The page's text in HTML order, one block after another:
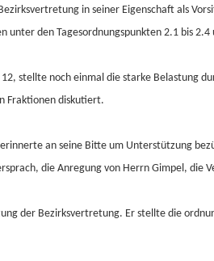
in seiner Eigenschaft als
unter den Tagesordnungspunkten 2.1 bis
stellte noch einmal die starke Belastung
Fraktionen diskutiert.
an seine Bitte um Unterstützung
die Anregung von Herrn Gimpel, die
der Bezirksvertretung. Er stellte die